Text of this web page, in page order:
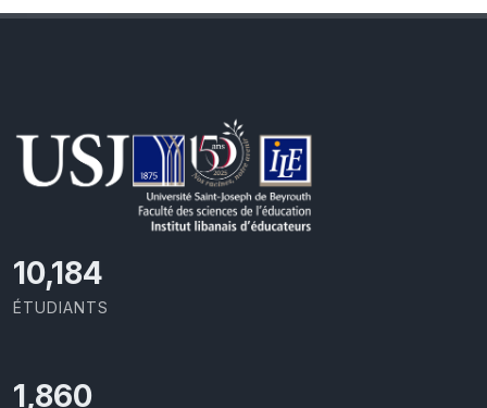
11,110
ÉTUDIANTS
2,029